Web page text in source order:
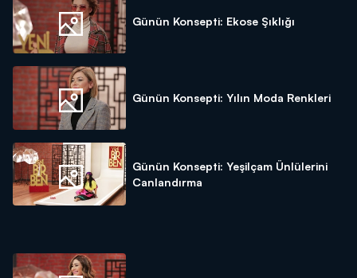
Günün Konsepti: Ekose Şıklığı
Günün Konsepti: Yılın Moda Renkleri
Günün Konsepti: Yeşilçam Ünlülerini
Canlandırma